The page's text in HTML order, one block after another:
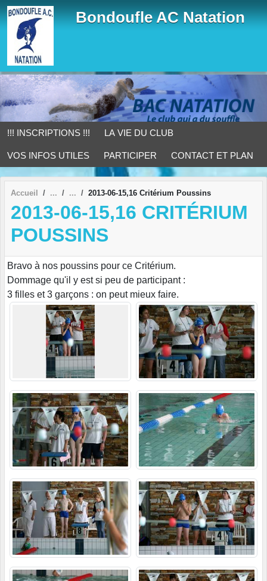
Bondoufle AC Natation
!!! INSCRIPTIONS !!! LA VIE DU CLUB
VOS INFOS UTILES PARTICIPER CONTACT ET PLAN
Accueil 2013-06-15,16 Critérium Poussins
2013-06-15,16 CRITÉRIUM
POUSSINS
Bravo à nos poussins pour ce Critérium.
Dommage qu'il y est si peu de participant :
3 filles et 3 garçons : on peut mieux faire.
Panneau de gestion des cookies